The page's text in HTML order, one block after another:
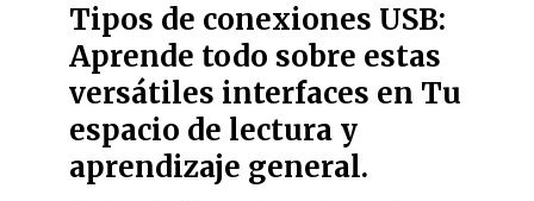
Tipos de conexiones USB:
Aprende todo sobre estas
versátiles interfaces en Tu
espacio de lectura y
aprendizaje general.